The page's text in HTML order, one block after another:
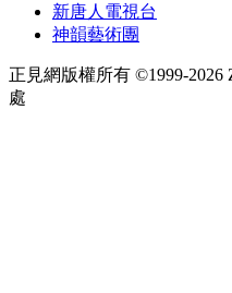
新唐人電視台
神韻藝術團
正見網版權所有 ©1999-
處